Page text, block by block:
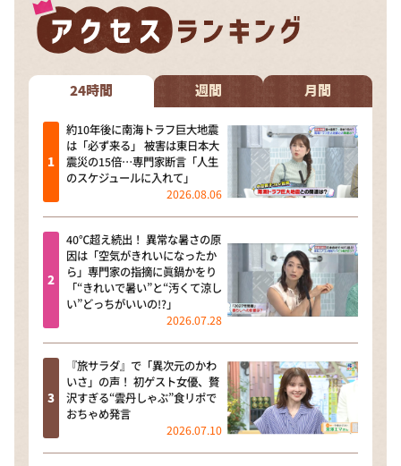
DAIGOも台所 ～きょうの献立 何にする？～
朝だ！生です旅サラダ
教えて！ニュースライブ 正義のミカタ
ＬＩＦＥ～夢のカタチ～
新婚さんいらっしゃい！
ポツンと一軒家
ザキ山小屋本館
ぺこぱのまるスポ
アナ回覧板
24時間 週間 月間
約10年後に南海トラフ巨大地震
は「必ず来る」 被害は東日本大
震災の15倍…専門家断言「人生
のスケジュールに入れて」
2026.08.06
40℃超え続出！ 異常な暑さの原
因は「空気がきれいになったか
ら」専門家の指摘に眞鍋かをり
「“きれいで暑い”と“汚くて涼し
い”どっちがいいの!?」
2026.07.28
『旅サラダ』で「異次元のかわ
いさ」の声！ 初ゲスト女優、贅
沢すぎる“雲丹しゃぶ”食リポで
おちゃめ発言
2026.07.10